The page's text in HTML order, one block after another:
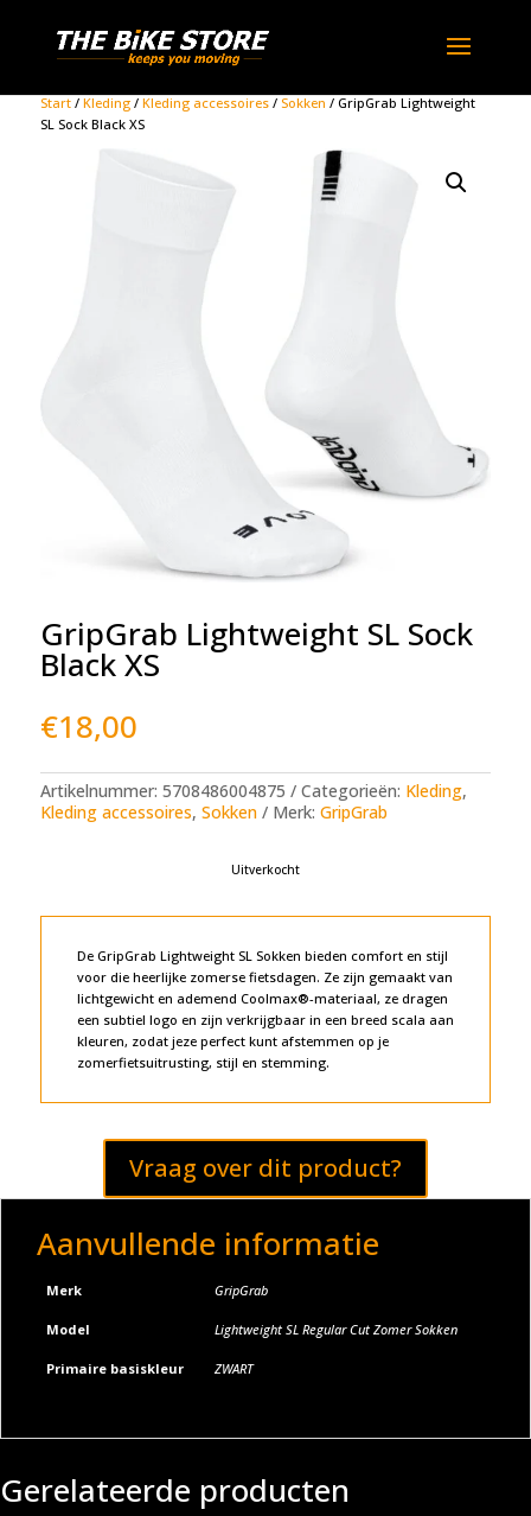
Start/ Kleding/ Kleding accessoires/ Sokken / GripGrab Lightweight
SL Sock Black XS
GripGrab Lightweight SL Sock
Black XS
€18,00
Artikelnummer: 5708486004875 Categorieën: Kleding,
Kleding accessoires, Sokken Merk: GripGrab
Uitverkocht
De GripGrab Lightweight SL Sokken bieden comfort en stijl
voor die heerlijke zomerse fietsdagen. Ze zijn gemaakt van
lichtgewicht en ademend Coolmax®-materiaal, ze dragen
een subtiel logo en zijn verkrijgbaar in een breed scala aan
kleuren, zodat jeze perfect kunt afstemmen op je
zomerfietsuitrusting, stijl en stemming.
Vraag over dit product?
Aanvullende informatie
Merk GripGrab
Model Lightweight SL Regular Cut Zomer Sokken
Primaire basiskleur ZWART
Gerelateerde producten